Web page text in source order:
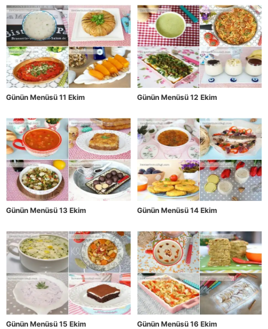
Günün Menüsü 11 Ekim Günün Menüsü 12 Ekim
Günün Menüsü 13 Ekim Günün Menüsü 14 Ekim
Günün Menüsü 15 Ekim Günün Menüsü 16 Ekim